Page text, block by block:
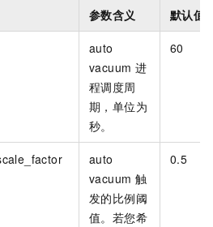
参数含义 默认值
auto
vacuum 进
程调度周
期，单位为
秒。
60
auto
vacuum 触
发的比例阈
值。若您希
0.5